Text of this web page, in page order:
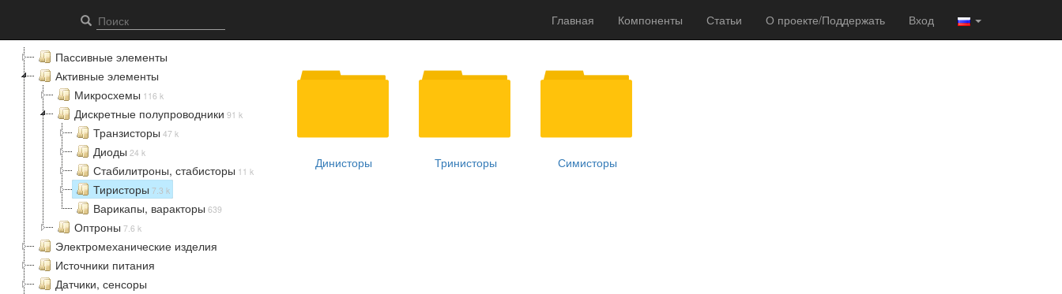
Главная Компоненты Статьи О проекте/Поддержать Вход
Тиристоры - Elcomps.com
Пассивные элементы
Активные элементы
Микросхемы 116 k
Дискретные полупроводники 91 k
Транзисторы 47 k
Диоды 24 k
Стабилитроны, стабисторы 11 k
Тиристоры 7.3 k
Варикапы, варакторы 639
Оптроны 7.6 k
Электромеханические изделия
Источники питания
Датчики, сенсоры
Динисторы Тринисторы Симисторы